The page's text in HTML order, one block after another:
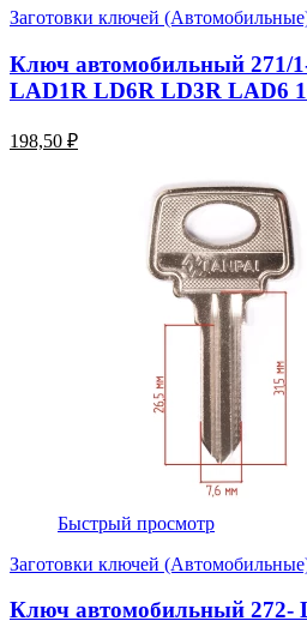
Заготовки ключей
Ключ автомобильный 271/
LAD1R LD6R LD3R LAD6
198,50 ₽
Быстрый просмотр
Заготовки ключей
Ключ автомобильный 272-